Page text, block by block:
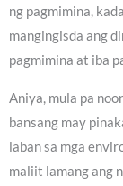
ng pagmimina,
mangingisda ang
pagmimina at iba
Aniya, mula pa
bansang may
laban sa mga
maliit lamang ang